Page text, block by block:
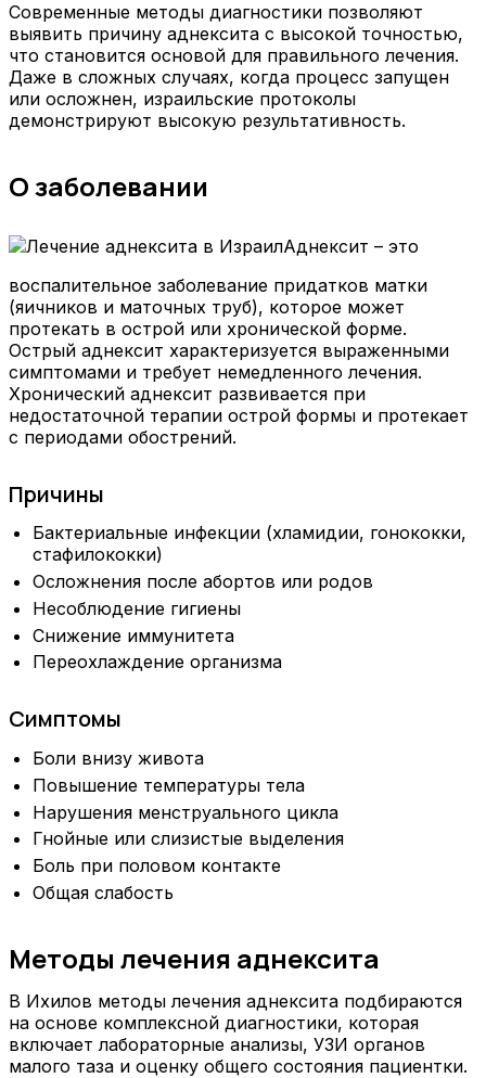
Современные методы диагностики позволяют
выявить причину аднексита с высокой точностью,
что становится основой для правильного лечения.
Даже в сложных случаях, когда процесс запущен
или осложнен, израильские протоколы
демонстрируют высокую результативность.
О заболевании
Аднексит – это
воспалительное заболевание придатков матки
(яичников и маточных труб), которое может
протекать в острой или хронической форме.
Острый аднексит характеризуется выраженными
симптомами и требует немедленного лечения.
Хронический аднексит развивается при
недостаточной терапии острой формы и протекает
с периодами обострений.
Причины
Бактериальные инфекции (хламидии, гонококки,
стафилококки)
Осложнения после абортов или родов
Несоблюдение гигиены
Снижение иммунитета
Переохлаждение организма
Симптомы
Боли внизу живота
Повышение температуры тела
Нарушения менструального цикла
Гнойные или слизистые выделения
Боль при половом контакте
Общая слабость
Методы лечения аднексита
В Ихилов методы лечения аднексита подбираются
на основе комплексной диагностики, которая
включает лабораторные анализы, УЗИ органов
малого таза и оценку общего состояния пациентки.